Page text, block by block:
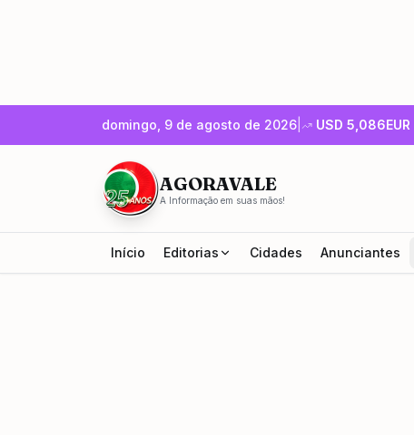
domingo, 9 de agosto de 2026 USD 5,086EUR
AGORAVALE
A Informação em suas mãos!
Início Editorias Cidades Anunciantes